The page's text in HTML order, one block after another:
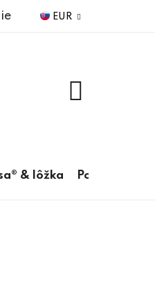
EUR
& lôžka Pomôcky